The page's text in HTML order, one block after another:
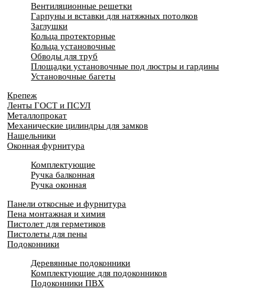
Вентиляционные решетки
Гарпуны и вставки для натяжных потолков
Заглушки
Кольца протекторные
Кольца установочные
Обводы для труб
Площадки установочные под люстры и гардины
Установочные багеты
Крепеж
Ленты ГОСТ и ПСУЛ
Металлопрокат
Механические цилиндры для замков
Нащельники
Оконная фурнитура
Комплектующие
Ручка балконная
Ручка оконная
Панели откосные и фурнитура
Пена монтажная и химия
Пистолет для герметиков
Пистолеты для пены
Подоконники
Деревянные подоконники
Комплектующие для подоконников
Подоконники ПВХ